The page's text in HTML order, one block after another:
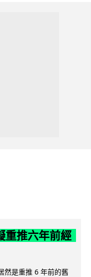
重推六年前經
然是重推 6 年前的舊